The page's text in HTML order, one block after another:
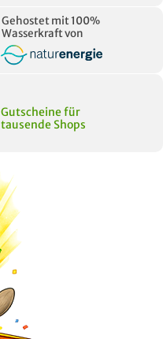
Gehostet mit 100%
Wasserkraft von
Gutscheine für
tausende Shops